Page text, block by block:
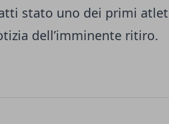
stato uno dei primi
dell’imminente ritiro.